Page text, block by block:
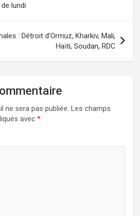
lundi
: Détroit d’Ormuz, Kharkiv, Mali,
Haïti, Soudan, RDC
ne sera pas publiée. Les champs
avec *